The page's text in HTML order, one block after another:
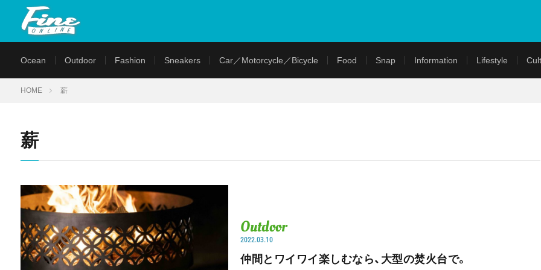
Ocean Outdoor Fashion Sneakers Car／Motorcycle／Bicycle Food Snap Information Lifestyle
HOME 薪
薪
Outdoor
2022.03.10
仲間とワイワイ楽しむなら、大型の焚火台で。